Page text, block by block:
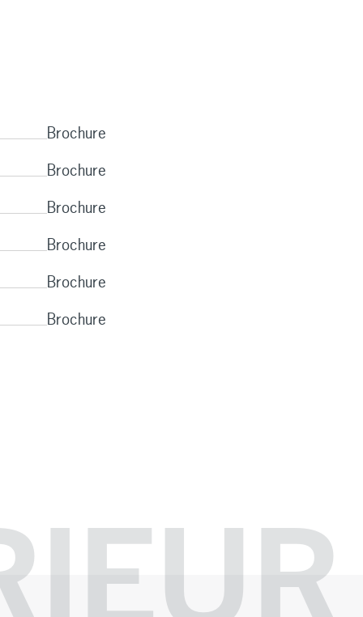
Brochure
Brochure
Brochure
Brochure
Brochure
Brochure